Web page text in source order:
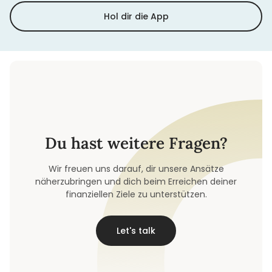
Hol dir die App
Du hast weitere Fragen?
Wir freuen uns darauf, dir unsere Ansätze
näherzubringen und dich beim Erreichen deiner
finanziellen Ziele zu unterstützen.
Let's talk